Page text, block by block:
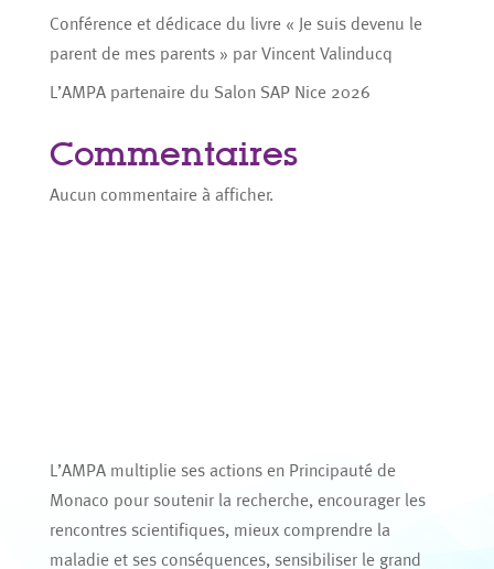
Conférence et dédicace du livre « Je suis devenu le
parent de mes parents » par Vincent Valinducq
L’AMPA partenaire du Salon SAP Nice 2026
Commentaires
Aucun commentaire à afficher.
L’AMPA multiplie ses actions en Principauté de
Monaco pour soutenir la recherche, encourager les
rencontres scientifiques, mieux comprendre la
maladie et ses conséquences, sensibiliser le grand